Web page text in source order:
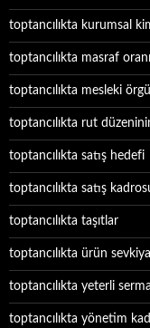
toptancılıkta kurumsal
toptancılıkta masraf oranı
toptancılıkta mesleki
toptancılıkta rut
toptancılıkta satış hedefi
toptancılıkta satış
toptancılıkta taşıtlar
toptancılıkta ürün
toptancılıkta yeterli
toptancılıkta yönetim